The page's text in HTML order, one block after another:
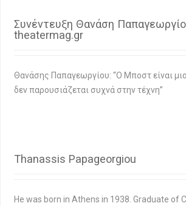
Συνέντευξη Θανάση
theatermag.gr
Θανάσης Παπαγεωργίου: “Ο Μποστ είναι
δεν παρουσιάζεται συχνά στην τέχνη”
Thanassis Papageorgiou
He was born in Athens in 1938. Graduate of